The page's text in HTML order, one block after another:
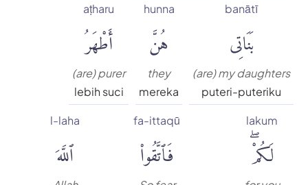
banātī
بَنَاتِى
(are) my daughters
puteri-puteriku
hunna
هُنَّ
they
mereka
aṭharu
أَطْهَرُ
(are) purer
lebih suci
lakum
لَكُمْۖ
fa-ittaqū
فَٱتَّقُوا۟
l-laha
ٱللَّهَ